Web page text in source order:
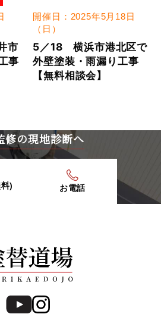
市
事
開催日：2025年5月18日
（日）
5／18 横浜市港北区で
外壁塗装・雨漏り工事
【無料相談会】
修の現地診断へ
) お電話